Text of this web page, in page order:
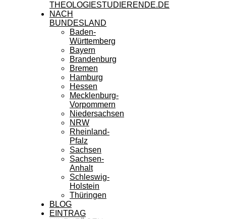
THEOLOGIESTUDIERENDE.DE
NACH
BUNDESLAND
Baden-
Württemberg
Bayern
Brandenburg
Bremen
Hamburg
Hessen
Mecklenburg-
Vorpommern
Niedersachsen
NRW
Rheinland-
Pfalz
Sachsen
Sachsen-
Anhalt
Schleswig-
Holstein
Thüringen
BLOG
EINTRAG